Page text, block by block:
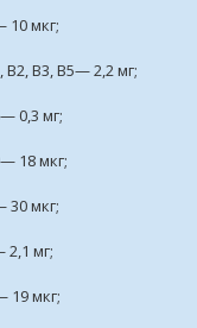
10 мкг;
В2, В3, В5— 2,2 мг;
0,3 мг;
18 мкг;
30 мкг;
2,1 мг;
19 мкг;